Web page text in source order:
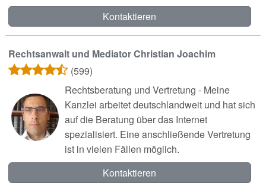
Kontaktieren
Rechtsanwalt und Mediator Christian Joachim
(599)
Rechtsberatung und Vertretung - Meine
Kanzlei arbeitet deutschlandweit und hat sich
auf die Beratung über das Internet
spezialisiert. Eine anschließende Vertretung
ist in vielen Fällen möglich.
Kontaktieren